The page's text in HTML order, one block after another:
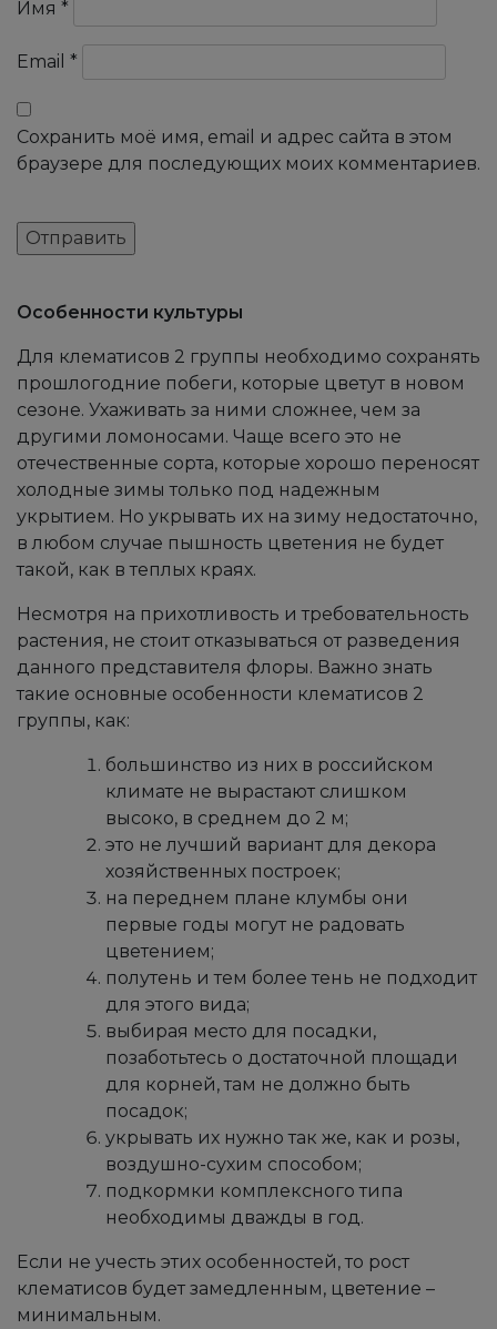
Имя *
Email *
Сохранить моё имя, email и адрес сайта в этом
браузере для последующих моих комментариев.
Особенности культуры
Для клематисов 2 группы необходимо сохранять
прошлогодние побеги, которые цветут в новом
сезоне. Ухаживать за ними сложнее, чем за
другими ломоносами. Чаще всего это не
отечественные сорта, которые хорошо переносят
холодные зимы только под надежным
укрытием. Но укрывать их на зиму недостаточно,
в любом случае пышность цветения не будет
такой, как в теплых краях.
Несмотря на прихотливость и требовательность
растения, не стоит отказываться от разведения
данного представителя флоры. Важно знать
такие основные особенности клематисов 2
группы, как:
большинство из них в российском
климате не вырастают слишком
высоко, в среднем до 2 м;
это не лучший вариант для декора
хозяйственных построек;
на переднем плане клумбы они
первые годы могут не радовать
цветением;
полутень и тем более тень не подходит
для этого вида;
выбирая место для посадки,
позаботьтесь о достаточной площади
для корней, там не должно быть
посадок;
укрывать их нужно так же, как и розы,
воздушно-сухим способом;
подкормки комплексного типа
необходимы дважды в год.
Если не учесть этих особенностей, то рост
клематисов будет замедленным, цветение –
минимальным.